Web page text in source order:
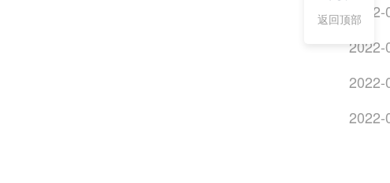
2022-
2022-
2022-
2022-
返回顶部